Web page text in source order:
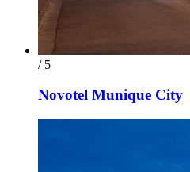
/ 5
Novotel Munique City